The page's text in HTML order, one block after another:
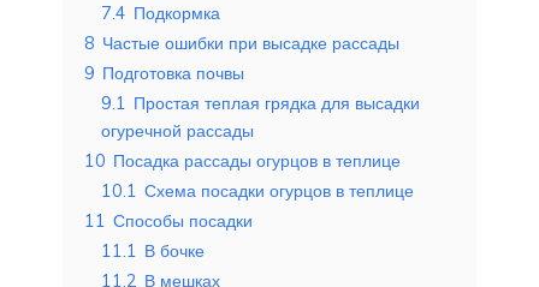
7.4 Подкормка
8 Частые ошибки при высадке рассады
9 Подготовка почвы
9.1 Простая теплая грядка для высадки
огуречной рассады
10 Посадка рассады огурцов в теплице
10.1 Схема посадки огурцов в теплице
11 Способы посадки
11.1 В бочке
11.2 В мешках